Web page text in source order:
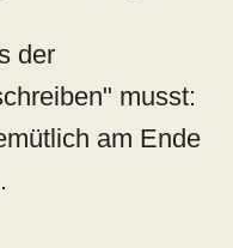
der
musst:
am Ende